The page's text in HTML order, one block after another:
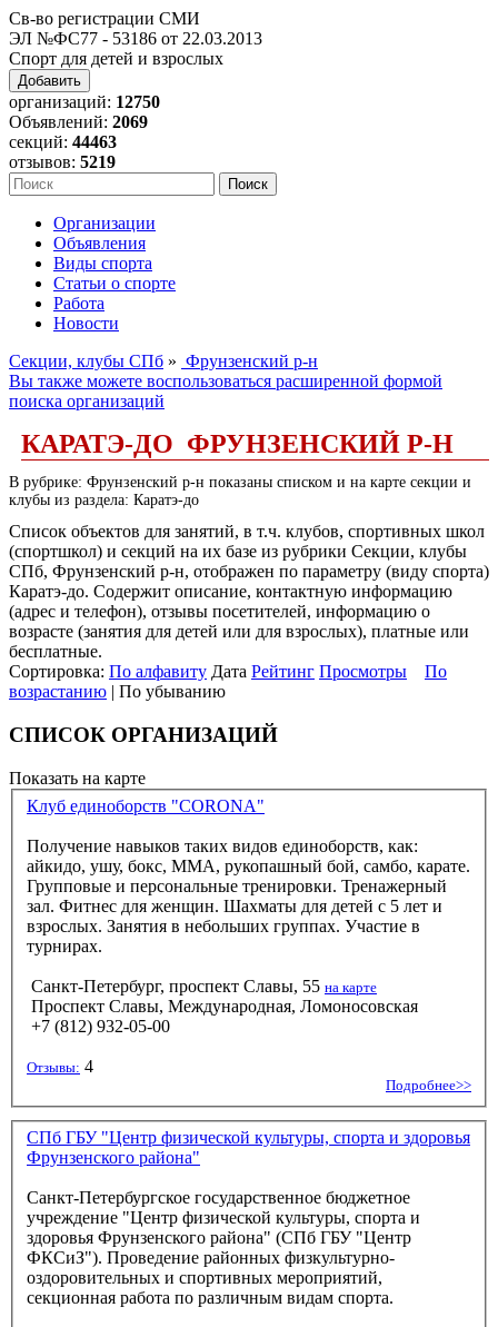
Св-во регистрации СМИ
ЭЛ №ФС77 - 53186 от 22.03.2013
Спорт для детей и взрослых
Добавить
организаций: 12750
Объявлений: 2069
секций: 44463
отзывов: 5219
Организации
Объявления
Виды спорта
Статьи о спорте
Работа
Новости
Секции, клубы СПб » Фрунзенский р-н
Вы также можете воспользоваться расширенной формой
поиска организаций
КАРАТЭ-ДО ФРУНЗЕНСКИЙ Р-Н
В рубрике: Фрунзенский р-н показаны списком и на карте секции и
клубы из раздела: Каратэ-до
Список объектов для занятий, в т.ч. клубов, спортивных школ
(спортшкол) и секций на их базе из рубрики Секции, клубы
СПб, Фрунзенский р-н, отображен по параметру (виду спорта)
Каратэ-до. Содержит описание, контактную информацию
(адрес и телефон), отзывы посетителей, информацию о
возрасте (занятия для детей или для взрослых), платные или
бесплатные.
Сортировка: По алфавиту Дата Рейтинг Просмотры
По
возрастанию | По убыванию
СПИСОК ОРГАНИЗАЦИЙ
Показать на карте
Клуб единоборств "CORONA"
Получение навыков таких видов единоборств, как:
айкидо, ушу, бокс, ММА, рукопашный бой, самбо, карате.
Групповые и персональные тренировки. Тренажерный
зал. Фитнес для женщин. Шахматы для детей с 5 лет и
взрослых. Занятия в небольших группах. Участие в
турнирах.
Санкт-Петербург, проспект Славы, 55 на карте
Проспект Славы, Международная, Ломоносовская
+7 (812) 932-05-00
Отзывы: 4
Подробнее>>
СПб ГБУ "Центр физической культуры, спорта и здоровья
Фрунзенского района"
Санкт-Петербургское государственное бюджетное
учреждение "Центр физической культуры, спорта и
здоровья Фрунзенского района" (СПб ГБУ "Центр
ФКСиЗ"). Проведение районных физкультурно-
оздоровительных и спортивных мероприятий,
секционная работа по различным видам спорта.